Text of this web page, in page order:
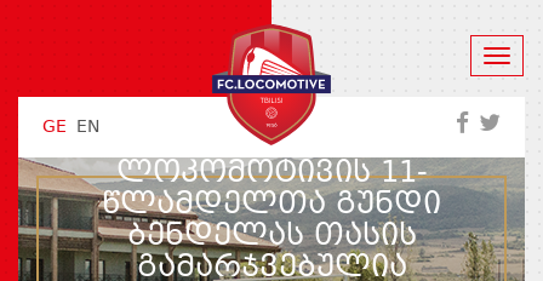
GE EN
ᲚᲝᲙᲝᲛᲝᲢᲘᲕᲘᲡ 11-
ᲬᲚᲐᲛᲓᲔᲚᲗᲐ ᲒᲣᲜᲓᲘ
ᲑᲔᲜᲓᲔᲚᲐᲡ ᲗᲐᲡᲘᲡ
ᲒᲐᲛᲐᲠᲯᲕᲔᲑᲣᲚᲘᲐ